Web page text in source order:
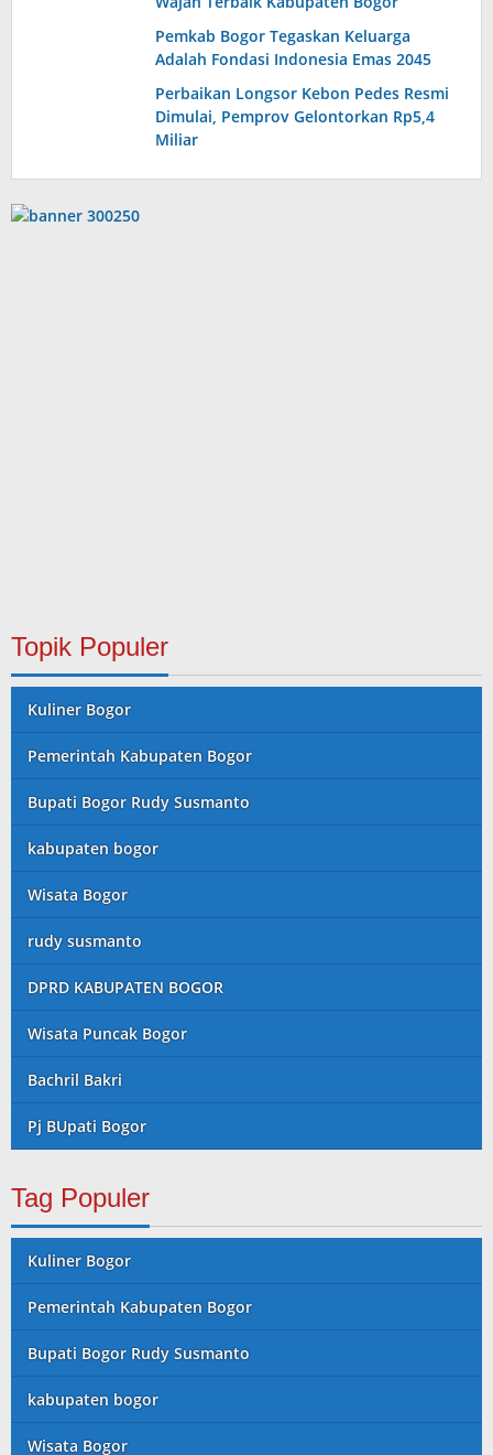
Pemkab Bogor Tegaskan Keluarga
Adalah Fondasi Indonesia Emas 2045
Perbaikan Longsor Kebon Pedes Resmi
Dimulai, Pemprov Gelontorkan Rp5,4
Miliar
Topik Populer
Kuliner Bogor
Pemerintah Kabupaten Bogor
Bupati Bogor Rudy Susmanto
kabupaten bogor
Wisata Bogor
rudy susmanto
DPRD KABUPATEN BOGOR
Wisata Puncak Bogor
Bachril Bakri
Pj BUpati Bogor
Tag Populer
Kuliner Bogor
Pemerintah Kabupaten Bogor
Bupati Bogor Rudy Susmanto
kabupaten bogor
Wisata Bogor